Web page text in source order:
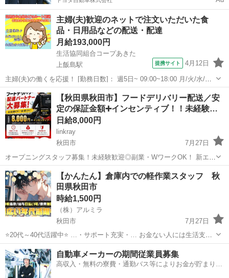
主婦(夫)歓迎のネットで注文いただいた食
品・日用品などの配送・配達
月給193,000円
生活協同組合コープあきた
上飯島駅
提携サイト 4月12日
主婦(夫)の働くを応援！ [勤務日数]： 週5日~ 09:00~18:00 月/火/水/木/
金 [勤務地・最寄駅]： 秋田県秋田市飯島穀丁字大谷地1-20 生活協同組
合コープあきた 中央センター 上飯島駅徒歩13分 [...
秋田 秋田市 上飯島駅 配送
【秋田県秋田市】フードデリバリー配送／安
定の保証金額➕インセンティブ！！未経験…
日給8,000円
linkray
秋田市
7月27日
オープニングスタッフ募集！未経験歓迎◎副業・WワークOK！ 新エリ
アオープンにつき、配送スタッフを募集します！ アプリで注文された
飲食店の商品を受け取り、お客様へお届けするシンプルなお仕事で
す。 【仕事内容...
秋田 秋田市 ドライバー スタッフ
【かんたん】倉庫内での軽作業スタッフ 秋
田県秋田市
時給1,500円
（株）アルミラ
秋田市
7月27日
⭐20代～40代活躍中⭐ …・サポート充実・… お金ない人には生活支援
金 携帯ない人にはレンタル 住む場所がない方には 即日入寮も相談可
能です！ もし、できない場合は 宿泊施設代をお渡しします！ ...
秋田 秋田市 倉庫 スタッフ
自動車メーカーの期間従業員募集
高収入・無料の寮費・通勤バス等によりお金が貯まりや